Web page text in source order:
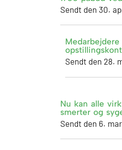
Sendt den 30.
Sendt den 28.
Nu kan alle
smerter og
Sendt den 6.